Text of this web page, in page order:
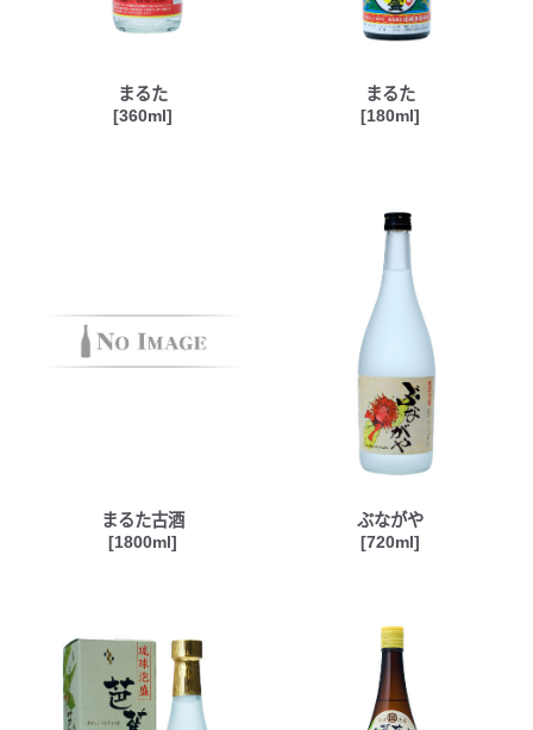
まるた
[360ml]
まるた
[180ml]
まるた古酒
[1800ml]
ぶながや
[720ml]